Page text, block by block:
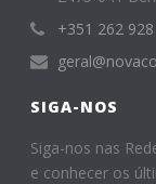
+351 262
SIGA-NOS
Siga-nos nas
e conhecer os